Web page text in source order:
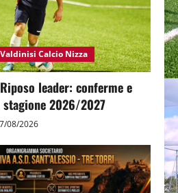
Valdinisi Calcio Nizza
leader: conferme e
2026/2027
08/2026